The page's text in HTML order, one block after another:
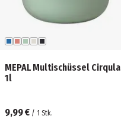
MEPAL Multischüssel Cirqula
1l
9,99 € / 1 Stk.